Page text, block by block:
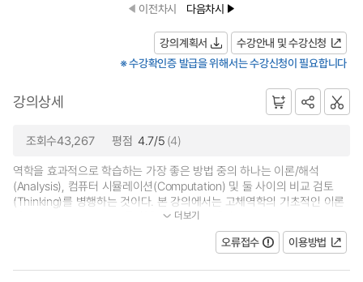
이전차시 다음차시
강의계획서
수강안내 및 수강신청
※ 수강확인증 발급을 위해서는 수강신청이 필요합니다
강의상세
조회수43,267 평점 4.7/5 (4)
역학을 효과적으로 학습하는 가장 좋은 방법 중의 하나는 이론/해석
(Analysis), 컴퓨터 시뮬레이션(Computation) 및 둘 사이의 비교 검토
(Thinking)를 병행하는 것이다. 본 강의에서는 고체역학의 기초적인 이론
과 ANSYS Workbench를 활용한 유한요소해석...
더보기
오류접수 이용방법